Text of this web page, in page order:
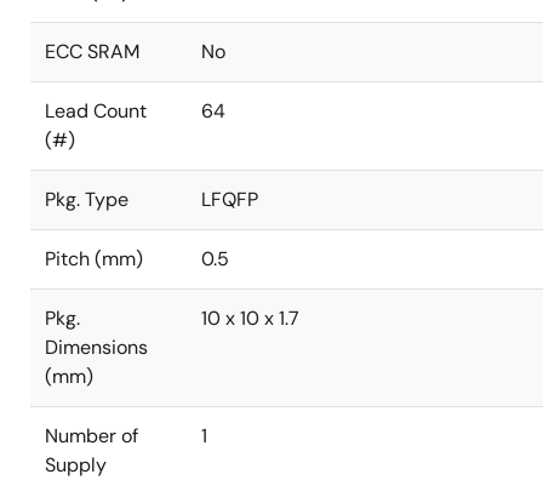
ECC SRAM No
Lead Count
(#)
64
Pkg. Type LFQFP
Pitch (mm) 0.5
Pkg.
Dimensions
(mm)
10 x 10 x 1.7
Number of
Supply
1